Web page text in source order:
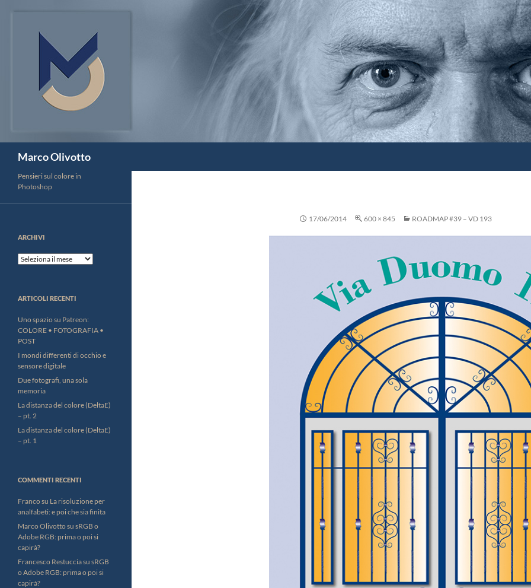
contenuto
Marco Olivotto
17/06/2014 600 × 845 ROADMAP #39 – VD 193
Pensieri sul colore in
Photoshop
ARCHIVI
Archivi
ARTICOLI RECENTI
Uno spazio su Patreon:
COLORE • FOTOGRAFIA •
POST
I mondi differenti di occhio e
sensore digitale
Due fotografi, una sola
memoria
La distanza del colore (DeltaE)
– pt. 2
La distanza del colore (DeltaE)
– pt. 1
COMMENTI RECENTI
Francosu La risoluzione per
analfabeti: e poi che sia finita
Marco Olivottosu sRGB o
Adobe RGB: prima o poi si
capirà?
Francesco Restucciasu sRGB
o Adobe RGB: prima o poi si
capirà?